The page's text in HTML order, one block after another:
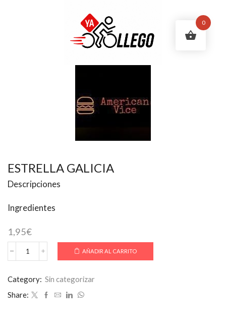
ESTRELLA GALICIA
Descripciones
Ingredientes
1,95€
ESTRELLA
AÑADIR AL CARRITO
Category: Sin categorizar
Share:
0